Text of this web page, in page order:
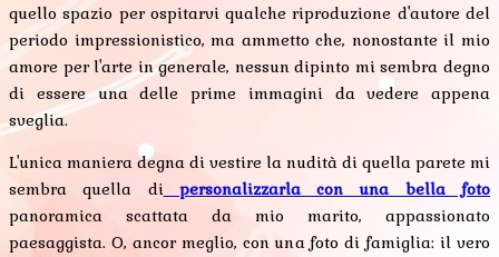
quello spazio per ospitarvi qualche riproduzione d'autore del
periodo impressionistico, ma ammetto che, nonostante il mio
amore per l'arte in generale, nessun dipinto mi sembra degno
di essere una delle prime immagini da vedere appena
sveglia.
L'unica maniera degna di vestire la nudità di quella parete mi
sembra quella di personalizzarla con una bella foto
panoramica scattata da mio marito, appassionato
paesaggista. O, ancor meglio, con una foto di famiglia: il vero